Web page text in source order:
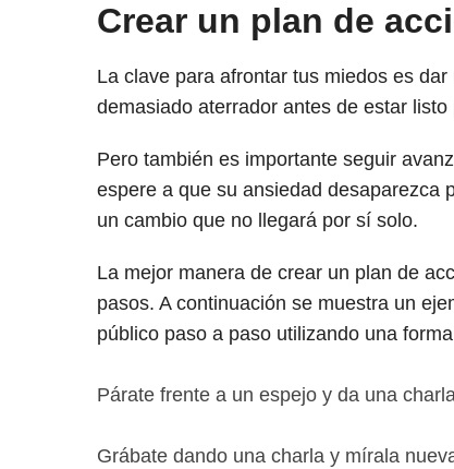
Crear un plan de
La clave para afrontar tus miedos es
demasiado aterrador antes de estar
Pero también es importante seguir
espere a que su ansiedad desaparezca
un cambio que no llegará por sí solo.
La mejor manera de crear un plan de
pasos. A continuación se muestra un
público paso a paso utilizando una
Párate frente a un espejo y da una
Grábate dando una charla y mírala